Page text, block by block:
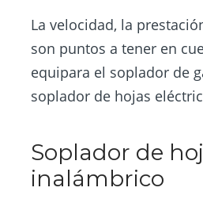
La velocidad, la
son puntos a tener en
equipara el soplador de
soplador de hojas
Soplador de
inalámbrico